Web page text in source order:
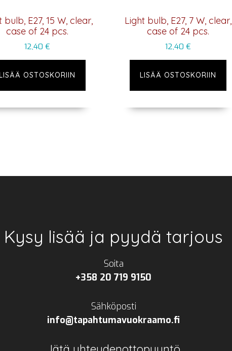
bulb, E27, 15 W, clear,
case of 24 pcs.
12,40 €
OSTOSKORIIN
Light bulb, E27, 7 W, clear,
case of 24 pcs.
12,40 €
LISÄÄ OSTOSKORIIN
Kysy lisää ja pyydä tarjous
Soita
+358 20 719 9150
Sähköposti
info@tapahtumavuokraamo.fi